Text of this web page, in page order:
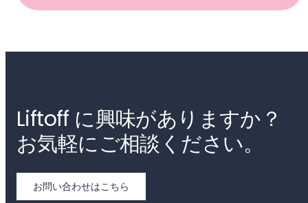
Liftoff に興味がありますか？
お気軽にご相談ください。
お問い合わせはこちら